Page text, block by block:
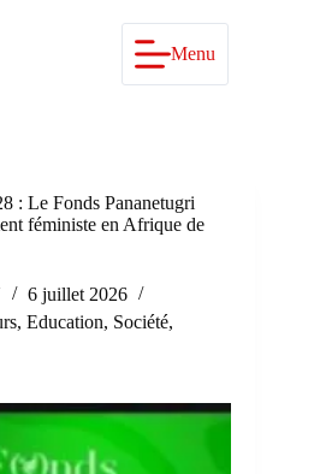
Menu
: Le Fonds Pananetugri
féministe en Afrique de
6 juillet 2026
, Education, Société,